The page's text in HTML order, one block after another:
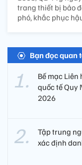
trang thiết bị bảo
phó, khắc phục
Bạn đọc quan
Bế mạc Liên
quốc tế Quy
2026
Tập trung
xác định